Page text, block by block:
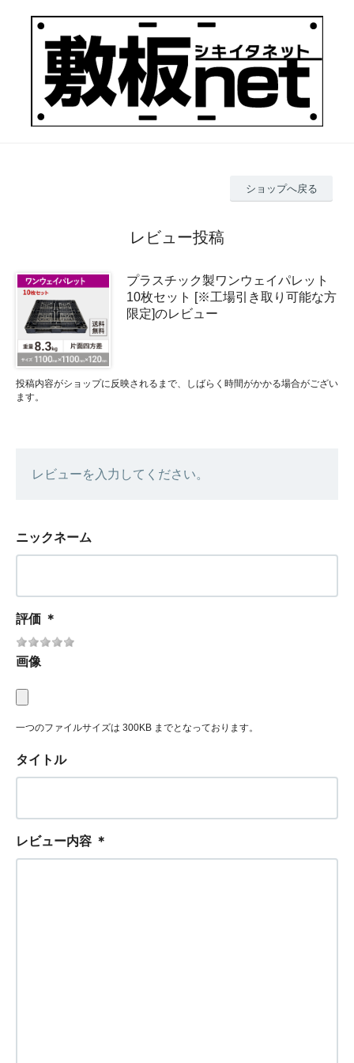
ショップへ戻る
レビュー投稿
プラスチック製ワンウェイパレット
10枚セット [※工場引き取り可能な方
限定]のレビュー
投稿内容がショップに反映されるまで、しばらく時間がかかる場合がござい
ます。
レビューを入力してください。
ニックネーム
評価 ＊
画像
一つのファイルサイズは 300KB までとなっております。
タイトル
レビュー内容 ＊